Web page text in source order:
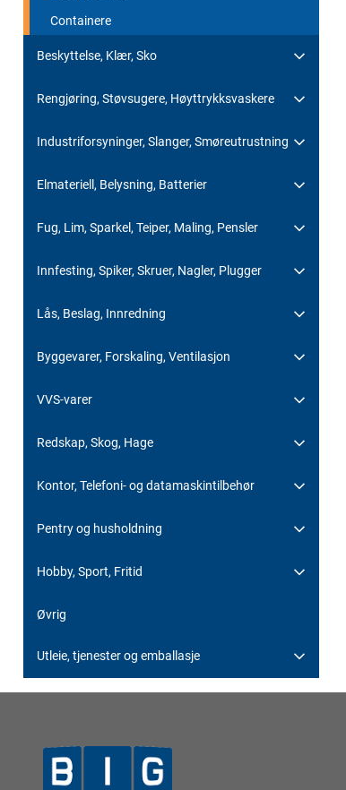
Containere
Beskyttelse, Klær, Sko
Rengjøring, Støvsugere, Høyttrykksvaskere
Industriforsyninger, Slanger, Smøreutrustning
Elmateriell, Belysning, Batterier
Fug, Lim, Sparkel, Teiper, Maling, Pensler
Innfesting, Spiker, Skruer, Nagler, Plugger
Lås, Beslag, Innredning
Byggevarer, Forskaling, Ventilasjon
VVS-varer
Redskap, Skog, Hage
Kontor, Telefoni- og datamaskintilbehør
Pentry og husholdning
Hobby, Sport, Fritid
Øvrig
Utleie, tjenester og emballasje